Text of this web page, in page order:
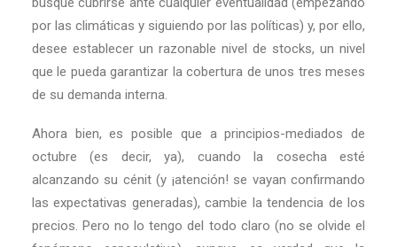
por las climáticas y siguiendo por las políticas) y, por ello,
desee establecer un razonable nivel de stocks, un nivel
que le pueda garantizar la cobertura de unos tres meses
de su demanda interna.
Ahora bien, es posible que a principios-mediados de
octubre (es decir, ya), cuando la cosecha esté
alcanzando su cénit (y ¡atención! se vayan confirmando
las expectativas generadas), cambie la tendencia de los
precios. Pero no lo tengo del todo claro (no se olvide el